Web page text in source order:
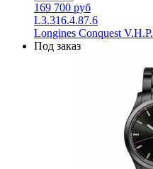
169 700 руб
L3.316.4.87.6
Longines Conquest V.H.P.
Под заказ